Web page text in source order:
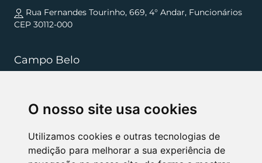
O nosso site usa cookies
Utilizamos cookies e outras tecnologias de
medição para melhorar a sua experiência de
Rua Fernandes Tourinho, 669, 4° Andar, Funcionários
CEP 30112-000
Campo Belo
resenderibeiro.cb@rrradvogados.com.br
Rua João Pinheiro, 181, , Centro CEP 37270-000